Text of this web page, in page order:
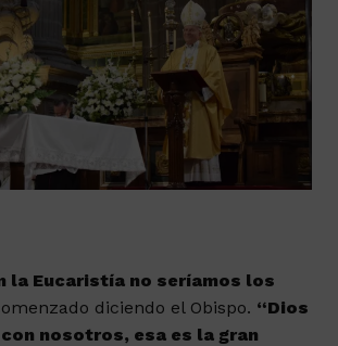
la Eucaristía no seríamos los
diciendo el Obispo. “Dios
nosotros, esa es la gran